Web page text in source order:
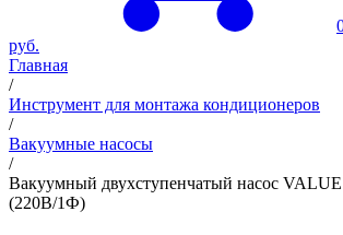
руб.
Главная
/
Инструмент для монтажа кондиционеров
/
Вакуумные насосы
/
Вакуумный двухступенчатый насос
(220В/1Ф)